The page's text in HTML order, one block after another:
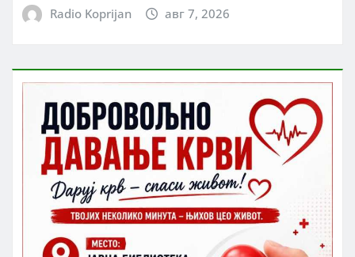
Radio Koprijan авг 7, 2026